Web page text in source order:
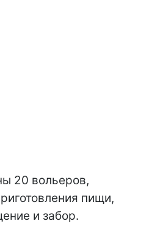
20 вольеров,
пищи,
и забор.